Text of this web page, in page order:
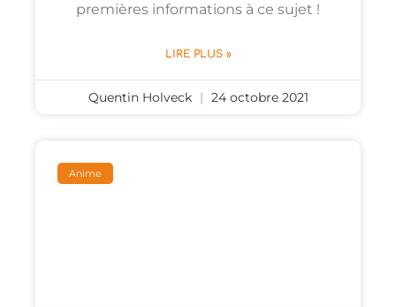
premières informations à ce sujet !
LIRE PLUS »
Quentin Holveck 24 octobre 2021
Anime